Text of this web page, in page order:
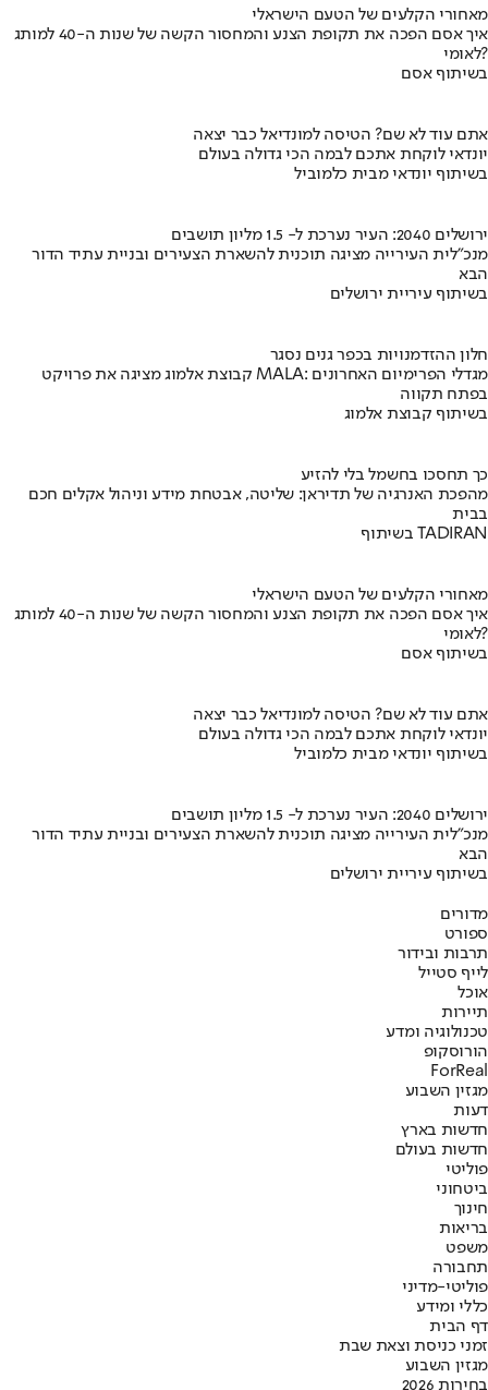
מאחורי הקלעים של הטעם הישראלי
איך אסם הפכה את תקופת הצנע והמחסור הקשה של שנות ה-40 למותג
לאומי?
בשיתוף אסם
אתם עוד לא שם? הטיסה למונדיאל כבר יצאה
יונדאי לוקחת אתכם לבמה הכי גדולה בעולם
בשיתוף יונדאי מבית כלמוביל
ירושלים 2040: העיר נערכת ל- 1.5 מליון תושבים
מנכ"לית העירייה מציגה תוכנית להשארת הצעירים ובניית עתיד הדור
הבא
בשיתוף עיריית ירושלים
חלון ההזדמנויות בכפר גנים נסגר
קבוצת אלמוג מציגה את פרויקט MALA: מגדלי הפרימיום האחרונים
בפתח תקווה
בשיתוף קבוצת אלמוג
כך תחסכו בחשמל בלי להזיע
מהפכת האנרגיה של תדיראן: שליטה, אבטחת מידע וניהול אקלים חכם
בבית
בשיתוף TADIRAN
מאחורי הקלעים של הטעם הישראלי
איך אסם הפכה את תקופת הצנע והמחסור הקשה של שנות ה-40 למותג
לאומי?
בשיתוף אסם
אתם עוד לא שם? הטיסה למונדיאל כבר יצאה
יונדאי לוקחת אתכם לבמה הכי גדולה בעולם
בשיתוף יונדאי מבית כלמוביל
ירושלים 2040: העיר נערכת ל- 1.5 מליון תושבים
מנכ"לית העירייה מציגה תוכנית להשארת הצעירים ובניית עתיד הדור
הבא
בשיתוף עיריית ירושלים
מדורים
ספורט
תרבות ובידור
לייף סטייל
אוכל
תיירות
טכנולוגיה ומדע
הורוסקופ
ForReal
מגזין השבוע
דעות
חדשות בארץ
חדשות בעולם
פוליטי
ביטחוני
חינוך
בריאות
משפט
תחבורה
פוליטי-מדיני
כללי ומידע
דף הבית
זמני כניסת וצאת שבת
מגזין השבוע
בחירות 2026